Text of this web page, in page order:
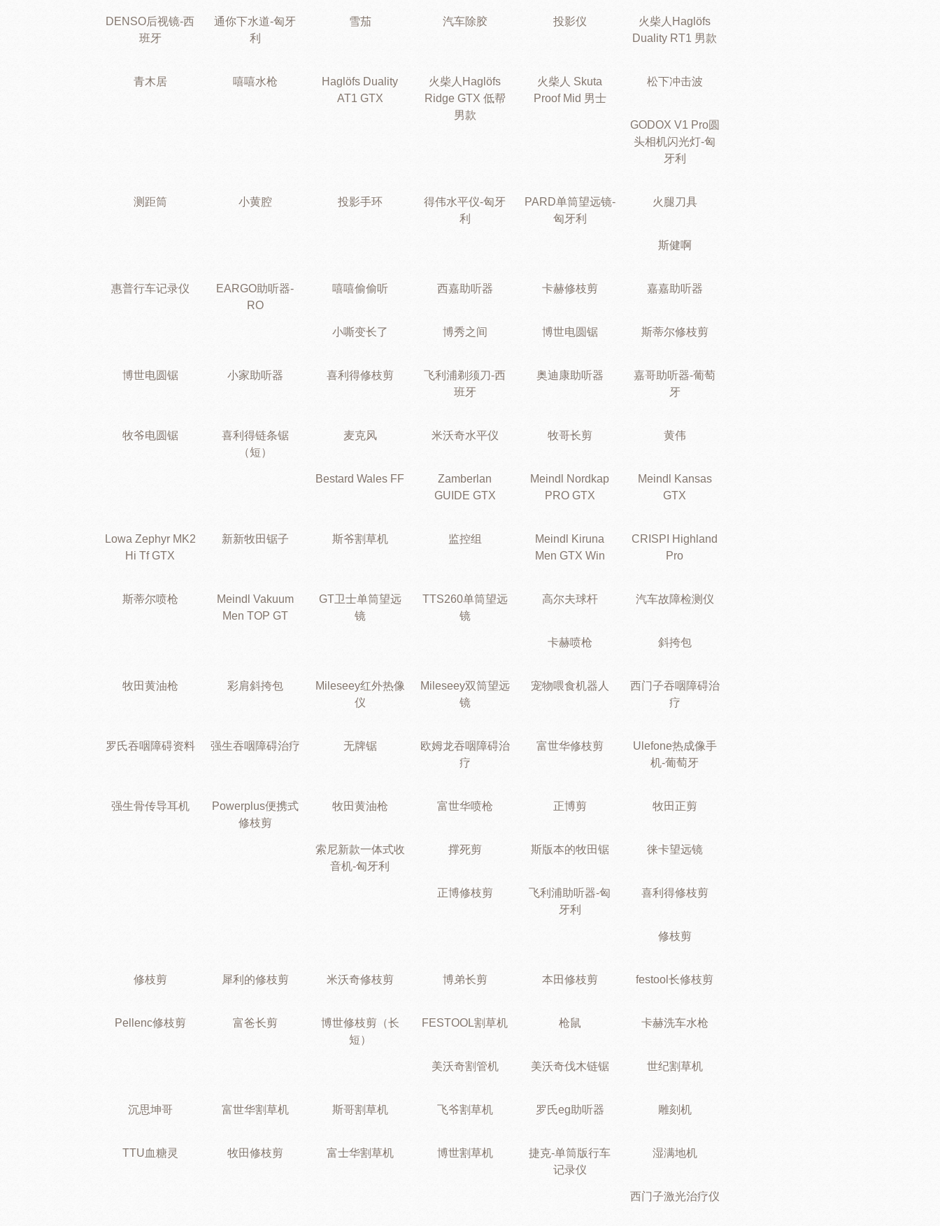
DENSO后视镜-西
班牙
通你下水道-匈牙
利
雪茄 汽车除胶 投影仪
火柴人Haglöfs
Duality RT1 男款
青木居 嘻嘻水枪
Haglöfs Duality
AT1 GTX
火柴人Haglöfs
Ridge GTX 低帮
男款
火柴人 Skuta
Proof Mid 男士
松下冲击波
GODOX V1 Pro圆
头相机闪光灯-匈
牙利
测距筒 小黄腔 投影手环
得伟水平仪-匈牙
利
PARD单筒望远镜-
匈牙利
火腿刀具
斯健啊
惠普行车记录仪
EARGO助听器-
RO
嘻嘻偷偷听 西嘉助听器 卡赫修枝剪 嘉嘉助听器
小嘶变长了 博秀之间 博世电圆锯 斯蒂尔修枝剪
博世电圆锯 小家助听器 喜利得修枝剪
飞利浦剃须刀-西
班牙
奥迪康助听器
嘉哥助听器-葡萄
牙
牧爷电圆锯
喜利得链条锯
（短）
麦克风 米沃奇水平仪 牧哥长剪 黄伟
Bestard Wales FF
Zamberlan
GUIDE GTX
Meindl Nordkap
PRO GTX
Meindl Kansas
GTX
Lowa Zephyr MK2
Hi Tf GTX
新新牧田锯子 斯爷割草机 监控组
Meindl Kiruna
Men GTX Win
CRISPI Highland
Pro
斯蒂尔喷枪
Meindl Vakuum
Men TOP GT
GT卫士单筒望远
镜
TTS260单筒望远
镜
高尔夫球杆 汽车故障检测仪
卡赫喷枪 斜挎包
牧田黄油枪 彩肩斜挎包
Mileseey红外热像
仪
Mileseey双筒望远
镜
宠物喂食机器人
西门子吞咽障碍治
疗
罗氏吞咽障碍资料 强生吞咽障碍治疗 无牌锯
欧姆龙吞咽障碍治
疗
富世华修枝剪
Ulefone热成像手
机-葡萄牙
强生骨传导耳机
Powerplus便携式
修枝剪
牧田黄油枪 富世华喷枪 正博剪 牧田正剪
索尼新款一体式收
音机-匈牙利
撑死剪 斯版本的牧田锯 徕卡望远镜
正博修枝剪
飞利浦助听器-匈
牙利
喜利得修枝剪
修枝剪
修枝剪 犀利的修枝剪 米沃奇修枝剪 博弟长剪 本田修枝剪 festool长修枝剪
Pellenc修枝剪 富爸长剪
博世修枝剪（长
短）
FESTOOL割草机 枪鼠 卡赫洗车水枪
美沃奇割管机 美沃奇伐木链锯 世纪割草机
沉思坤哥 富世华割草机 斯哥割草机 飞爷割草机 罗氏eg助听器 雕刻机
TTU血糖灵 牧田修枝剪 富士华割草机 博世割草机
捷克-单筒版行车
记录仪
湿满地机
西门子激光治疗仪